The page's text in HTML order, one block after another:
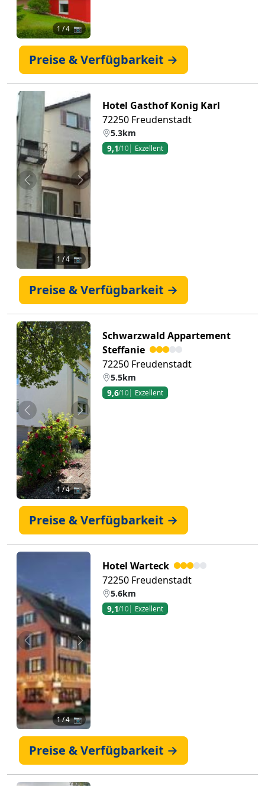
1/ 4 📷
Preise & Verfügbarkeit →
Zurück Weiter
1 / 4 📷
Hotel Gasthof Konig Karl
72250 Freudenstadt
5.3km
9,1/10 Exzellent
Preise & Verfügbarkeit →
Zurück Weiter
1/ 4 📷
Schwarzwald Appartement
Steffanie
72250 Freudenstadt
5.5km
9,6/10 Exzellent
Preise & Verfügbarkeit →
Zurück Weiter
1/ 4 📷
Hotel Warteck
72250 Freudenstadt
5.6km
9,1/10 Exzellent
Preise & Verfügbarkeit →